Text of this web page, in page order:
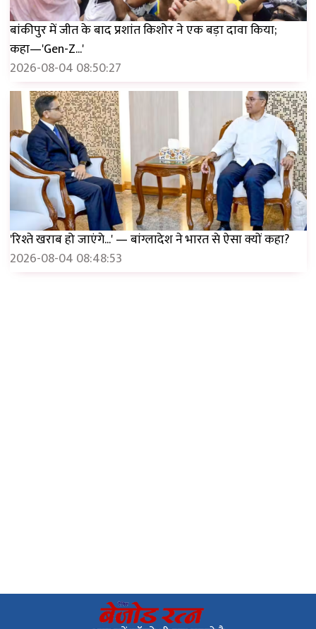
बांकीपुर में जीत के बाद प्रशांत किशोर ने एक बड़ा दावा किया;
कहा—'Gen-Z...'
2026-08-04 08:50:27
'रिश्ते खराब हो जाएंगे...' — बांग्लादेश ने भारत से ऐसा क्यों कहा?
2026-08-04 08:48:53